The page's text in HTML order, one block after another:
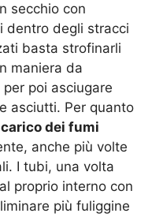
secchio con
dentro degli stracci
basta strofinarli
maniera da
poi asciugare
asciutti. Per quanto
dei fumi
anche più volte
I tubi, una volta
proprio interno con
più fuliggine